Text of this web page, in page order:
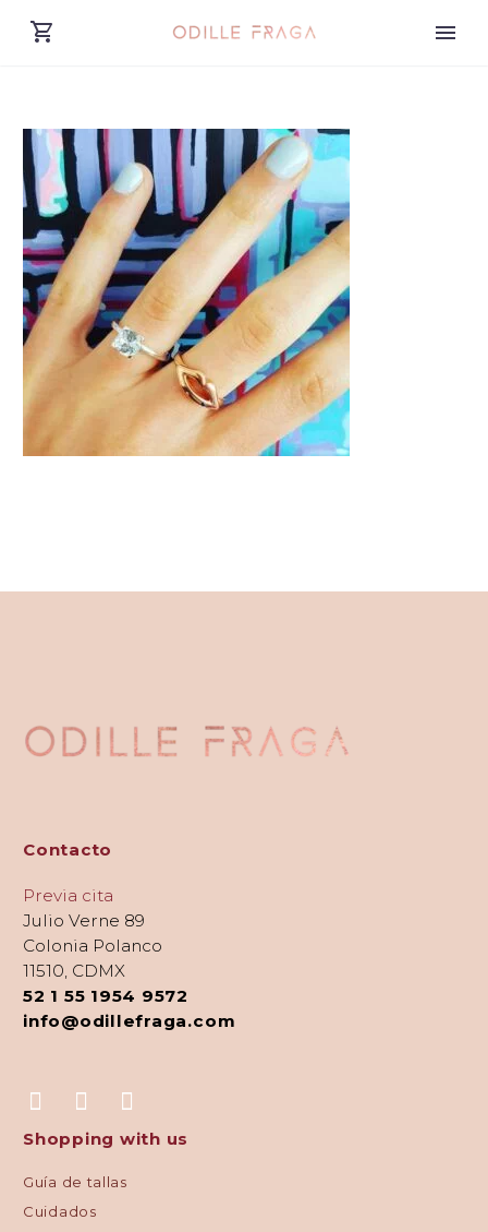
Contacto
Previa cita
Julio Verne 89
Colonia Polanco
11510, CDMX
52 1 55 1954 9572
info@odillefraga.com
Shopping with us
Guía de tallas
Cuidados